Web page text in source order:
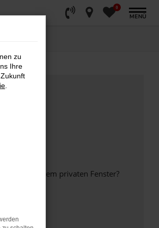
0
MENÜ
oder in einem privaten Fenster?
zu
Ihre